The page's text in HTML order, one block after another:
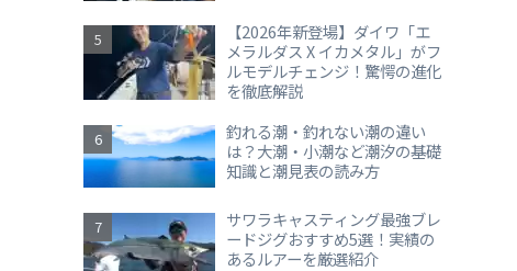
【2026年新登場】ダイワ「エ
メラルダス X イカメタル」がフ
ルモデルチェンジ！驚愕の進化
を徹底解説
釣れる潮・釣れない潮の違い
は？大潮・小潮など潮汐の基礎
知識と潮見表の読み方
サワラキャスティング最強ブレ
ードジグおすすめ5選！実績の
あるルアーを厳選紹介